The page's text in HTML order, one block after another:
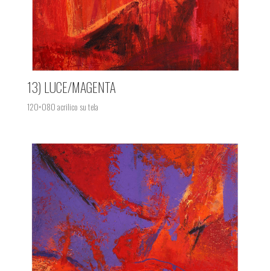
13) LUCE/MAGENTA
120×080 acrilico su tela